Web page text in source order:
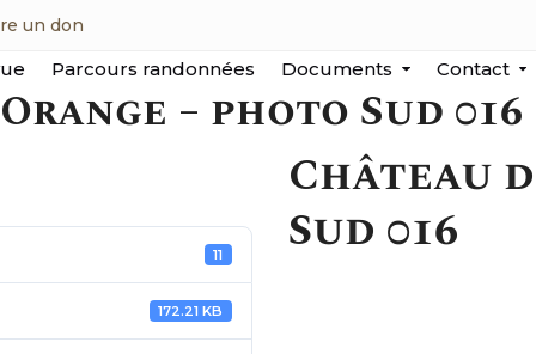
un don
Parcours randonnées Documents Contact
– photo Sud 016
11
172.21 KB
Château
Sud 016